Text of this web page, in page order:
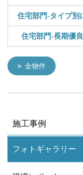
住宅部門-タイプ別
住宅部門-長期優
全物件
施工事例
フォトギャラリー